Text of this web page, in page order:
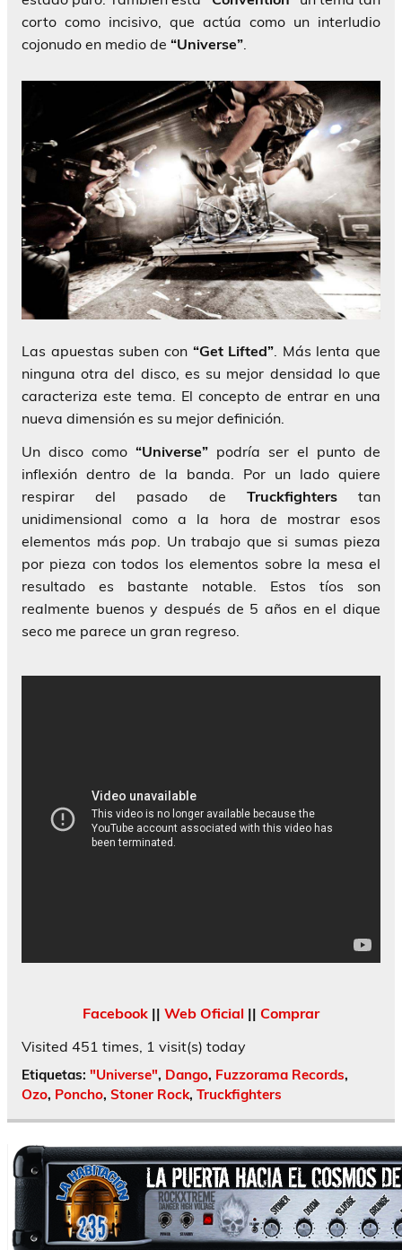
corto como incisivo, que actúa como un interludio
cojonudo en medio de “Universe”.
Las apuestas suben con “Get Lifted”. Más lenta que
ninguna otra del disco, es su mejor densidad lo que
caracteriza este tema. El concepto de entrar en una
nueva dimensión es su mejor definición.
Un disco como “Universe” podría ser el punto de
inflexión dentro de la banda. Por un lado quiere
respirar del pasado de Truckfighterstan
unidimensional como a la hora de mostrar esos
elementos más pop. Un trabajo que si sumas pieza
por pieza con todos los elementos sobre la mesa el
resultado es bastante notable. Estos tíos son
realmente buenos y después de 5 años en el dique
seco me parece un gran regreso.
Facebook || Web Oficial || Comprar
Visited 451 times, 1 visit(s) today
Etiquetas: "Universe", Dango, Fuzzorama Records,
Ozo, Poncho, Stoner Rock, Truckfighters